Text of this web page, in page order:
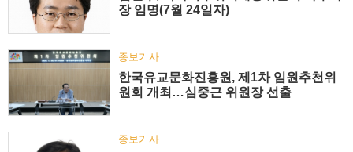
장 임명(7월 24일자)
종보기사
한국유교문화진흥원, 제1차 임원추천위
원회 개최…심중근 위원장 선출
종보기사